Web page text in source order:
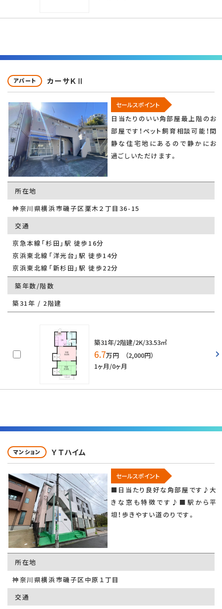
アパート カーサＫⅡ
セールスポイント
日当たりのいい角部屋最上階のお
部屋です！ペット飼育相談可能！閑
静な住宅地にあるので静かにお
過ごしいただけます。
所在地
神奈川県横浜市磯子区栗木２丁目36-15
交通
京急本線「杉田」駅 徒歩16分
京浜東北線「洋光台」駅 徒歩14分
京浜東北線「新杉田」駅 徒歩22分
築年数/階数
築31年 / 2階建
築31年/2階建/2K/33.53㎡
6.7万円 （2,000円）
1ヶ月/0ヶ月
マンション ＹＴハイム
セールスポイント
■日当たり良好な角部屋です♪大
きな窓も特徴です♪■駅から平
坦！歩きやすい道のりです。
所在地
神奈川県横浜市磯子区中原１丁目
交通